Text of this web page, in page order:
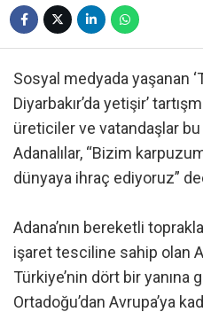
Sosyal medyada yaşanan
Diyarbakır’da yetişir’
üreticiler ve vatandaşlar
Adanalılar, “Bizim
dünyaya ihraç ediyoruz”
Adana’nın bereketli
işaret tesciline sahip olan
Türkiye’nin dört bir yanına
Ortadoğu’dan Avrupa’ya